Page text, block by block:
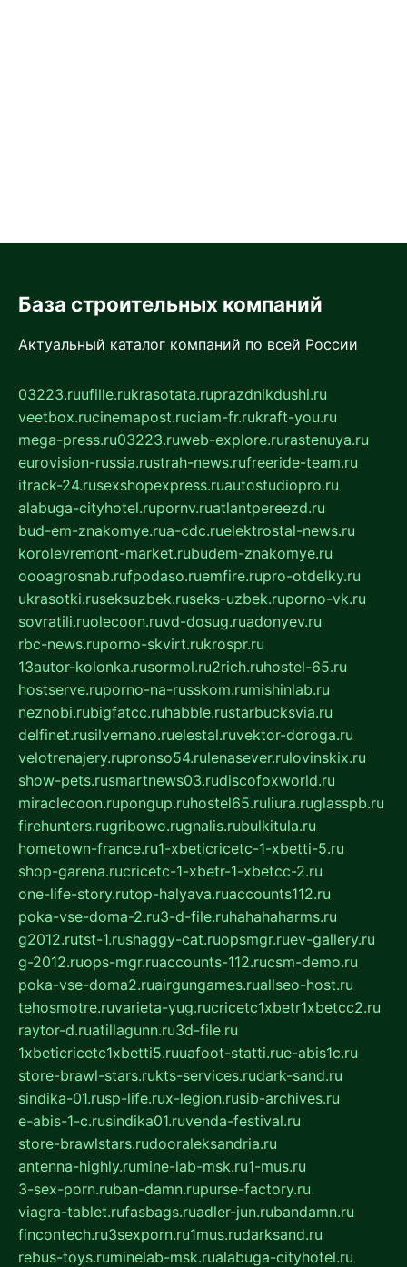
База строительных компаний
Актуальный каталог компаний по всей России
03223.ruufille.rukrasotata.ruprazdnikdushi.ru
veetbox.rucinemapost.ruciam-fr.rukraft-you.ru
mega-press.ru03223.ruweb-explore.rurastenuya.ru
eurovision-russia.rustrah-news.rufreeride-team.ru
itrack-24.rusexshopexpress.ruautostudiopro.ru
alabuga-cityhotel.rupornv.ruatlantpereezd.ru
bud-em-znakomye.rua-cdc.ruelektrostal-news.ru
korolevremont-market.rubudem-znakomye.ru
oooagrosnab.rufpodaso.ruemfire.rupro-otdelky.ru
ukrasotki.ruseksuzbek.ruseks-uzbek.ruporno-vk.ru
sovratili.ruolecoon.ruvd-dosug.ruadonyev.ru
rbc-news.ruporno-skvirt.rukrospr.ru
13autor-kolonka.rusormol.ru2rich.ruhostel-65.ru
hostserve.ruporno-na-russkom.rumishinlab.ru
neznobi.rubigfatcc.ruhabble.rustarbucksvia.ru
delfinet.rusilvernano.ruelestal.ruvektor-doroga.ru
velotrenajery.rupronso54.rulenasever.rulovinskix.ru
show-pets.rusmartnews03.rudiscofoxworld.ru
miraclecoon.rupongup.ruhostel65.ruliura.ruglasspb.ru
firehunters.rugribowo.rugnalis.rubulkitula.ru
hometown-france.ru1-xbeticricetc-1-xbetti-5.ru
shop-garena.rucricetc-1-xbetr-1-xbetcc-2.ru
one-life-story.rutop-halyava.ruaccounts112.ru
poka-vse-doma-2.ru3-d-file.ruhahahaharms.ru
g2012.rutst-1.rushaggy-cat.ruopsmgr.ruev-gallery.ru
g-2012.ruops-mgr.ruaccounts-112.rucsm-demo.ru
poka-vse-doma2.ruairgungames.ruallseo-host.ru
tehosmotre.ruvarieta-yug.rucricetc1xbetr1xbetcc2.ru
raytor-d.ruatillagunn.ru3d-file.ru
1xbeticricetc1xbetti5.ruuafoot-statti.rue-abis1c.ru
store-brawl-stars.rukts-services.rudark-sand.ru
sindika-01.rusp-life.rux-legion.rusib-archives.ru
e-abis-1-c.rusindika01.ruvenda-festival.ru
store-brawlstars.rudooraleksandria.ru
antenna-highly.rumine-lab-msk.ru1-mus.ru
3-sex-porn.ruban-damn.rupurse-factory.ru
viagra-tablet.rufasbags.ruadler-jun.rubandamn.ru
fincontech.ru3sexporn.ru1mus.rudarksand.ru
rebus-toys.ruminelab-msk.rualabuga-cityhotel.ru